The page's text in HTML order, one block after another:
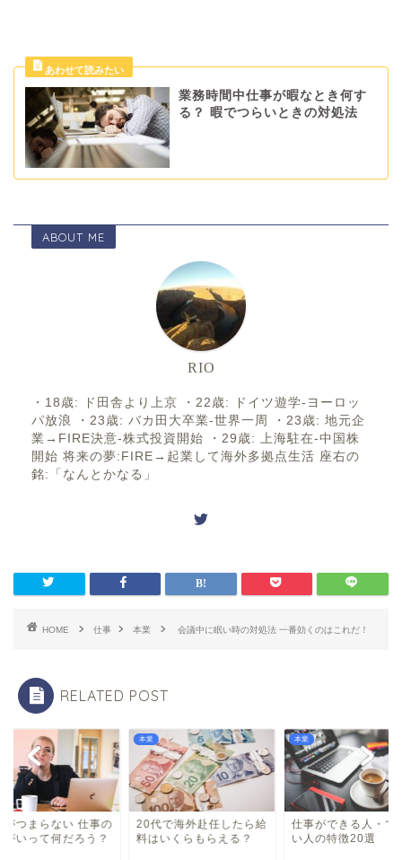
業務時間中仕事が暇なとき何す
る？ 暇でつらいときの対処法
ABOUT ME
RIO
・18歳: ド田舎より上京 ・22歳: ドイツ遊学-ヨーロッ
パ放浪 ・23歳: バカ田大卒業-世界一周 ・23歳: 地元企
業→FIRE決意-株式投資開始 ・29歳: 上海駐在-中国株
開始 将来の夢:FIRE→起業して海外多拠点生活 座右の
銘:「なんとかなる」
HOME 仕事 本業 会議中に眠い時の対処法 一番効くのはこれだ！
RELATED POST
がつまらない 仕事の
がいって何だろう？
本業
20代で海外赴任したら給
料はいくらもらえる？
本業
仕事ができる人・で
い人の特徴20選